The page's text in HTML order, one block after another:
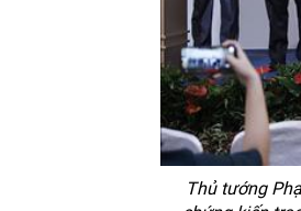
Thủ tướng